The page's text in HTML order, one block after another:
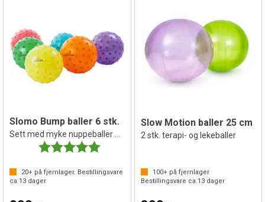
Slomo Bump baller 6 stk.
Karakter:
5.0 av 5 mulige
20+ på fjernlager. Bestillingsvare
ca.13 dager
Slow Motion baller 25 cm
2 stk. terapi- og lekeballer
100+på fjernlager.
Bestillingsvare ca.13dager